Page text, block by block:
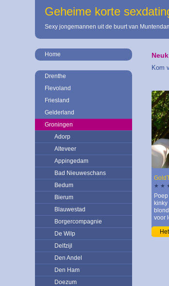
Geheime korte
Sexy jongemannen uit de buurt van
Home
Drenthe
Flevoland
Friesland
Gelderland
Groningen
Adorp
Alteveer
Appingedam
Bad Nieuweschans
Bedum
Bierum
Blauwestad
Borgercompagnie
De Wilp
Delfzijl
Den Andel
Den Ham
Doezum
Kom
★ ★
voor